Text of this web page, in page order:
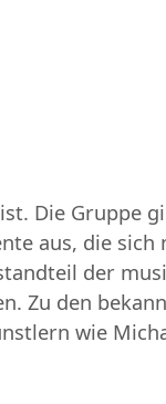
Die Gruppe
aus, die sich
der
Zu den
wie